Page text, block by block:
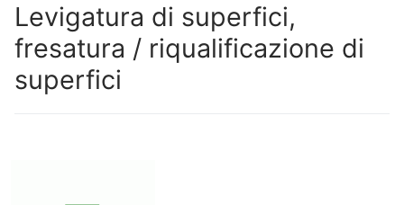
Levigatura di superfici,
fresatura / riqualificazione di
superfici